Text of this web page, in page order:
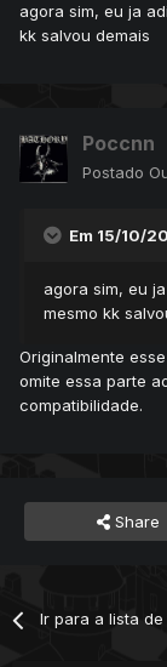
agora sim, eu ja
kk salvou demais
Poccnn
Postado
Em 15/10/
agora sim, eu
mesmo kk
Originalmente
omite essa parte
compatibilidade.
Share
Ir para a lista